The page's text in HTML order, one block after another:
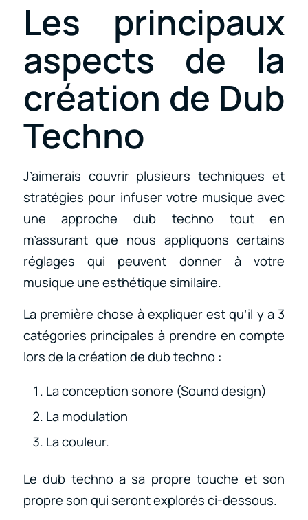
Les principaux
aspects de la
création de Dub
Techno
J’aimerais couvrir plusieurs techniques et
stratégies pour infuser votre musique avec
une approche dub techno tout en
m’assurant que nous appliquons certains
réglages qui peuvent donner à votre
musique une esthétique similaire.
La première chose à expliquer est qu’il y a 3
catégories principales à prendre en compte
lors de la création de dub techno :
La conception sonore (Sound design)
La modulation
La couleur.
Le dub techno a sa propre touche et son
propre son qui seront explorés ci-dessous.